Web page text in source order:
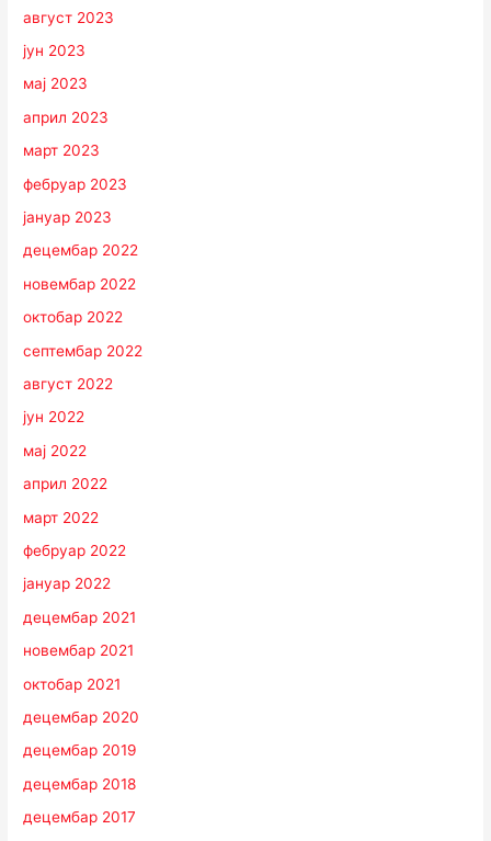
август 2023
јун 2023
мај 2023
април 2023
март 2023
фебруар 2023
јануар 2023
децембар 2022
новембар 2022
октобар 2022
септембар 2022
август 2022
јун 2022
мај 2022
април 2022
март 2022
фебруар 2022
јануар 2022
децембар 2021
новембар 2021
октобар 2021
децембар 2020
децембар 2019
децембар 2018
децембар 2017